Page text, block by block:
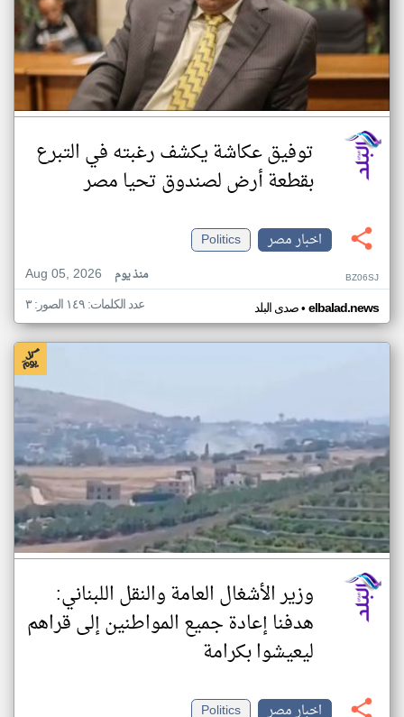
توفيق عكاشة يكشف رغبته في التبرع
بقطعة أرض لصندوق تحيا مصر
اخبار مصر
Politics
Aug 05, 2026
منذ يوم BZ06SJ
صدى البلد• elbalad.news عدد الكلمات: ١٤٩ الصور: ٣
وزير الأشغال العامة والنقل اللبناني:
هدفنا إعادة جميع المواطنين إلى قراهم
ليعيشوا بكرامة
اخبار مصر
Politics